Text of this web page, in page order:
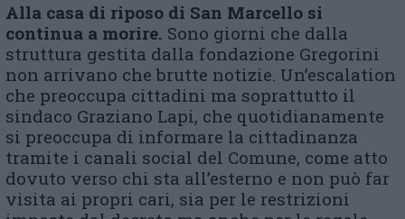
Alla casa di riposo di San Marcello si
continua a morire. Sono giorni che dalla
struttura gestita dalla fondazione Gregorini
non arrivano che brutte notizie. Un’escalation
che preoccupa cittadini ma soprattutto il
sindaco Graziano Lapi, che quotidianamente
si preoccupa di informare la cittadinanza
tramite i canali social del Comune, come atto
dovuto verso chi sta all’esterno e non può far
visita ai propri cari, sia per le restrizioni